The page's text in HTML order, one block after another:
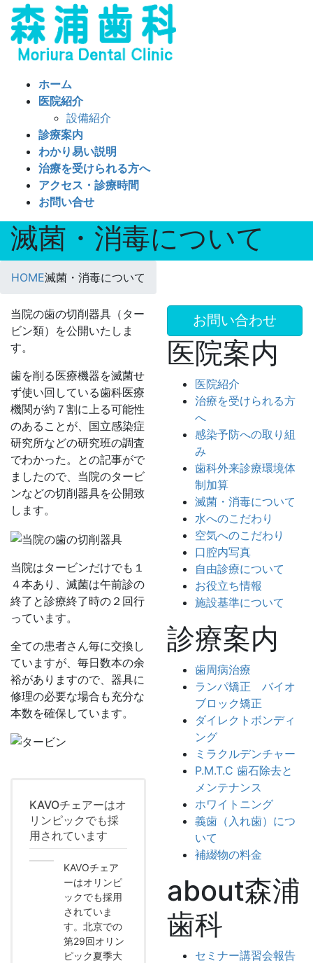
ホーム
医院紹介
設備紹介
診療案内
わかり易い説明
治療を受けられる方へ
アクセス・診療時間
お問い合せ
滅菌・消毒について
HOME滅菌・消毒について
当院の歯の切削器具（ター
ビン類）を公開いたしま
す。
歯を削る医療機器を滅菌せ
ず使い回している歯科医療
機関が約７割に上る可能性
のあることが、国立感染症
研究所などの研究班の調査
でわかった。との記事がで
ましたので、当院のタービ
ンなどの切削器具を公開致
します。
当院はタービンだけでも１
４本あり、滅菌は午前診の
終了と診療終了時の２回行
っています。
全ての患者さん毎に交換し
ていますが、毎日数本の余
裕がありますので、器具に
修理の必要な場合も充分な
本数を確保しています。
KAVOチェアーはオ
リンピックでも採
用されています
KAVOチェア
ーはオリンピ
ックでも採用
されていま
す。北京での
第29回オリン
ピック夏季大
お問い合わせ
医院案内
医院紹介
治療を受けられる方
へ
感染予防への取り組
み
歯科外来診療環境体
制加算
滅菌・消毒について
水へのこだわり
空気へのこだわり
口腔内写真
自由診療について
お役立ち情報
施設基準について
診療案内
歯周病治療
ランパ矯正 バイオ
ブロック矯正
ダイレクトボンディ
ング
ミラクルデンチャー
P.M.T.C 歯石除去と
メンテナンス
ホワイトニング
義歯（入れ歯）につ
いて
補綴物の料金
about森浦
歯科
セミナー講習会報告